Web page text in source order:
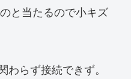
と当たるので小キズ
らず接続できず。